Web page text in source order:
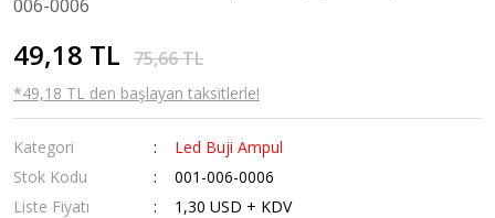
006-0006
49,18 TL 75,66 TL
*49,18 TL den başlayan taksitlerle!
Kategori
Led Buji Ampul
Stok Kodu
001-006-0006
Liste Fiyatı
1,30 USD + KDV